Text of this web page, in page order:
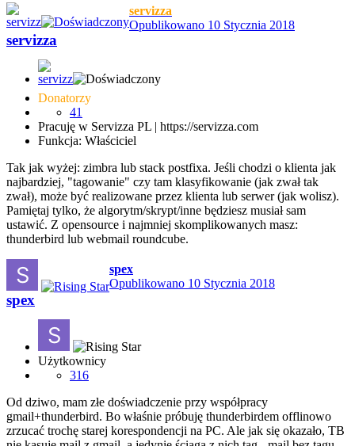
servizza
Opublikowano 10 Stycznia 2018
servizza
Donatorzy
41
Pracuję w Servizza PL | https://servizza.com
Funkcja: Właściciel
Tak jak wyżej: zimbra lub stack postfixa. Jeśli chodzi o klienta jak
najbardziej, "tagowanie" czy tam klasyfikowanie (jak zwał tak
zwał), może być realizowane przez klienta lub serwer (jak wolisz).
Pamiętaj tylko, że algorytm/skrypt/inne będziesz musiał sam
ustawić. Z opensource i najmniej skomplikowanych masz:
thunderbird lub webmail roundcube.
spex
Opublikowano 10 Stycznia 2018
spex
Użytkownicy
316
Od dziwo, mam złe doświadczenie przy współpracy
gmail+thunderbird. Bo właśnie próbuję thunderbirdem offlinowo
zrzucać trochę starej korespondencji na PC. Ale jak się okazało, TB